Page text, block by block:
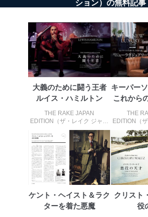
ション）の無料記事
大義のために闘う王者
ルイス・ハミルトン
THE RAKE JAPAN
EDITION（ザ・レイク ジャパ
ン・エディション） ISSUE37
キーパー
これから
ジュ
THE
EDITION（
ン・エディ
ケント・ヘイスト＆ラク
ターを着た悪魔
クリスト
役